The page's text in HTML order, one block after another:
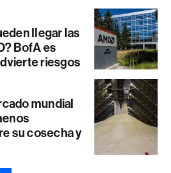
llegar las
BofA es
riesgos
mundial
su cosecha y